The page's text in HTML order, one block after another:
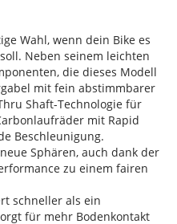
Wahl, wenn dein Bike es
Neben seinem leichten
die dieses Modell
mit fein abstimmbarer
Shaft-Technologie für
mit Rapid
Beschleunigung.
Sphären, auch dank der
zu einem fairen
schneller als ein
für mehr Bodenkontakt